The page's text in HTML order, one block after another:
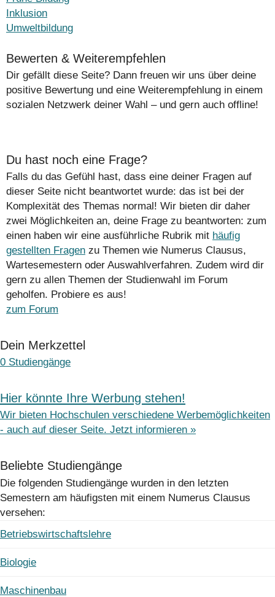
Inklusion
Umweltbildung
Bewerten & Weiterempfehlen
Dir gefällt diese Seite? Dann freuen wir uns über deine
positive Bewertung und eine Weiterempfehlung in einem
sozialen Netzwerk deiner Wahl – und gern auch offline!
Du hast noch eine Frage?
Falls du das Gefühl hast, dass eine deiner Fragen auf
dieser Seite nicht beantwortet wurde: das ist bei der
Komplexität des Themas normal! Wir bieten dir daher
zwei Möglichkeiten an, deine Frage zu beantworten: zum
einen haben wir eine ausführliche Rubrik mit häufig
gestellten Fragen zu Themen wie Numerus Clausus,
Wartesemestern oder Auswahlverfahren. Zudem wird dir
gern zu allen Themen der Studienwahl im Forum
geholfen. Probiere es aus!
zum Forum
Dein Merkzettel
0 Studiengänge
Hier könnte Ihre Werbung stehen!
Wir bieten Hochschulen verschiedene Werbemöglichkeiten
- auch auf dieser Seite. Jetzt informieren »
Beliebte Studiengänge
Die folgenden Studiengänge wurden in den letzten
Semestern am häufigsten mit einem Numerus Clausus
versehen:
Betriebswirtschaftslehre
Biologie
Maschinenbau